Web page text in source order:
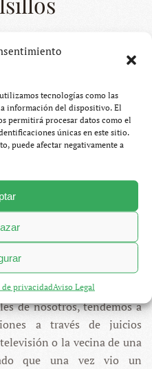
tecnologías como las
información del dispositivo. El
permitirá procesar datos como el
únicas en este sitio.
puede afectar negativamente a
privacidadAviso Legal
COMENTARIOS
de venir a Perú nos
del país serían
serían agujeros en el
autobuses con gallinas y
esquina habría alguien
No podíamos estar
sistema de carreteras más
tienden a estar bastante
problema con el papel
hay compañías de
a precios asequibles y a la
que generalmente trata de
de nosotros, tendemos a
a través de juicios
o la vecina de una
que una vez vio un